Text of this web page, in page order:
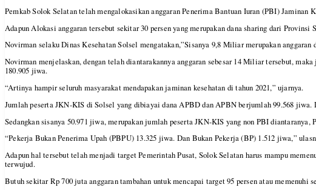
Pemkab Solok Selatan telah mengalokasikan anggaran Penerima Bantuan Iuran (PBI)
Adapun Alokasi anggaran tersebut sekitar 30 persen yang merupakan dana sharing dari Provinsi
Novirman selaku Dinas Kesehatan Solsel mengatakan,”Sisanya 9,8 Miliar merupakan
Novirman menjelaskan, dengan telah diantarakannya anggaran sebesar 14 Miliar tersebut,
180.905 jiwa.
“Artinya hampir seluruh masyarakat mendapakan jaminan kesehatan di tahun 2021,” ujarnya.
Jumlah peserta JKN-KIS di Solsel yang dibiayai dana APBD dan APBN berjumlah 99.568
Sedangkan sisanya 50.971 jiwa, merupakan jumlah peserta JKN-KIS yang non PBI diantaranya,
“Pekerja Bukan Penerima Upah (PBPU) 13.325 jiwa. Dan Bukan Pekerja (BP) 1.512 jiwa,”
Adapun hal tersebut telah menjadi target Pemerintah Pusat, Solok Selatan harus mampu
terwujud.
Butuh sekitar Rp 700 juta anggaran tambahan untuk mencapai target 95 persen atau memenuhi